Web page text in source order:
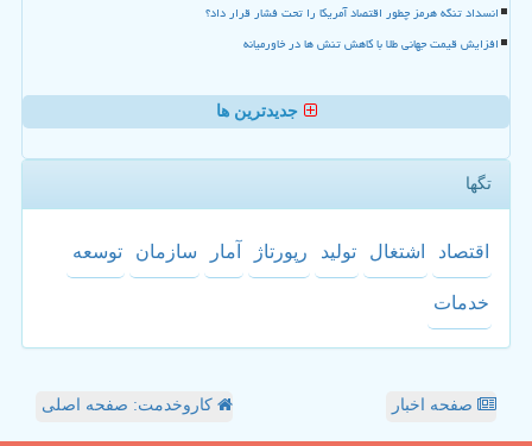
انسداد تنگه هرمز چطور اقتصاد آمریکا را تحت فشار قرار داد؟
افزایش قیمت جهانی طلا با کاهش تنش ها در خاورمیانه
جدیدترین ها
تگها
اقتصاد اشتغال تولید رپورتاژ آمار سازمان توسعه
خدمات
صفحه اخبار کاروخدمت: صفحه اصلی